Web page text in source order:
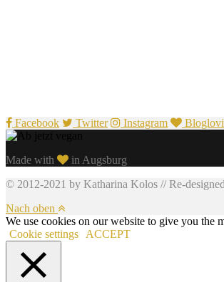
Facebook Twitter Instagram
Made with
in Augsburg
© 2012-2021 by Katharina Kolos // Re-
Nach oben
We use cookies on our website to give you the
Cookie settings
ACCEPT